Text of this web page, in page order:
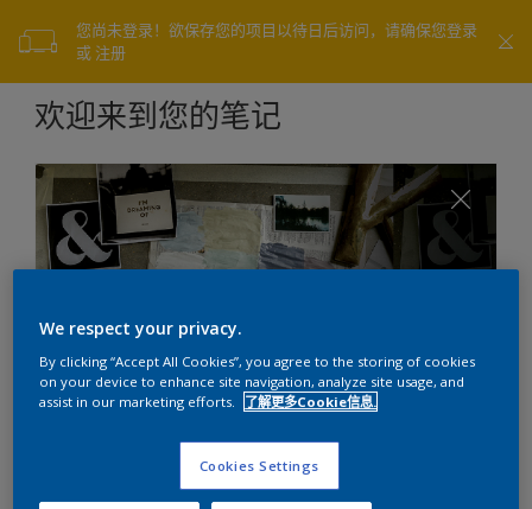
您尚未登录！欲保存您的项目以待日后访问，请确保您登录
或 注册
欢迎来到您的笔记
关于剪报
We respect your privacy.
By clicking “Accept All Cookies”, you agree to the storing of cookies
on your device to enhance site navigation, analyze site usage, and
assist in our marketing efforts.
了解更多Cookie信息.
Cookies Settings